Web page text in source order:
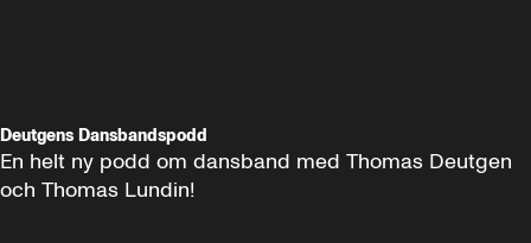
Deutgens Dansbandspodd
En helt ny podd om dansband med Thomas Deutgen
och Thomas Lundin!